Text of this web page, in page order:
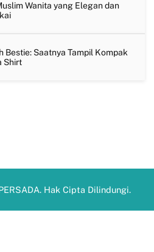
Wanita yang Elegan dan
Bestie: Saatnya Tampil Kompak
Shirt
Hak Cipta Dilindungi.